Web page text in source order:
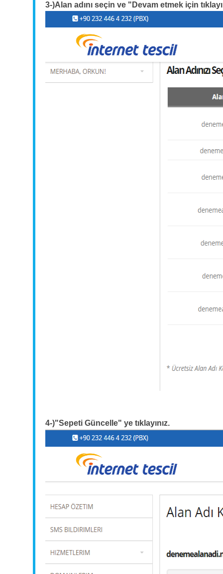
3-)Alan adını seçin ve "Devam etmek için
4-)"Sepeti Güncelle" ye tıklayınız.